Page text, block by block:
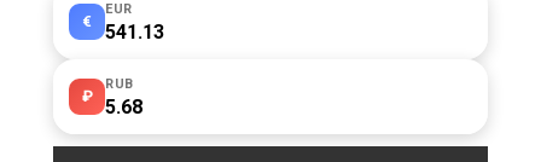
€
EUR
541.13
₽
RUB
5.68